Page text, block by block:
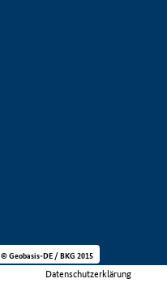
Datenschutzerklärung
© Geobasis-DE / BKG 2015